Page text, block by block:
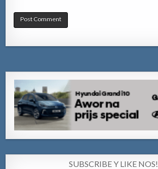
SUBSCRIBE Y LIKE NOS!